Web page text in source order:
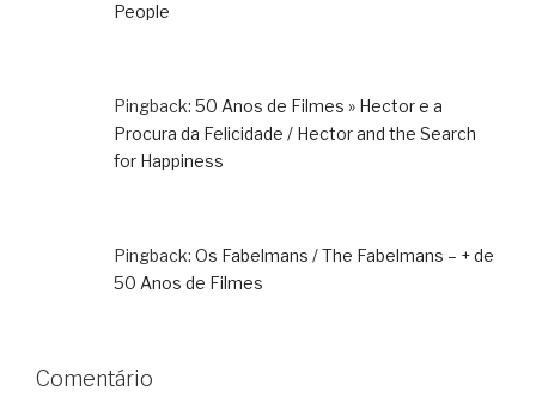
People
Pingback: 50 Anos de Filmes » Hector e a
Procura da Felicidade / Hector and the Search
for Happiness
Pingback: Os Fabelmans / The Fabelmans – + de
50 Anos de Filmes
Comentário